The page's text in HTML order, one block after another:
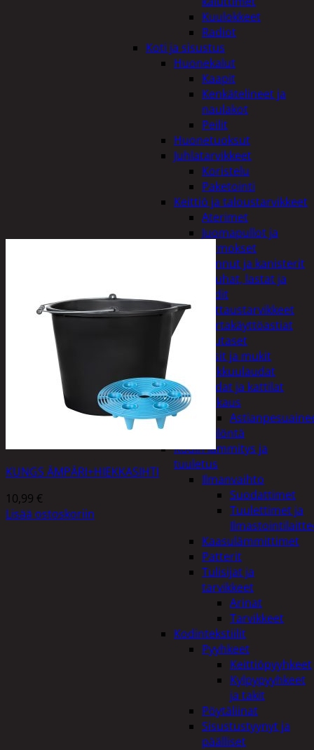
Kuulokkeet
Radiot
Koti ja sisustus
Huonekalut
Kaapit
Kenkätelineet ja
naulakot
Peilit
Huonetuoksut
Juhlatarvikkeet
Koristelu
Paketointi
Keittiö ja taloustarvikkeet
Aterimet
Juomapullot ja
termokset
Kannut ja kanisterit
Kauhat, lastat ja
sudit
Kattaustarvikkeet
Kertakäyttöastiat
Lautaset
Lasit ja mukit
Leikkuulaudat
Padat ja kattilat
Tiskaus
Säilöntä
Kodin lämmitys ja
tuuletus
Ilmanvaihto
Suodattimet
Tuulettimet ja
Kaasulämmittimet
Patterit
Tulisijat ja
tarvikkeet
Arinat
Tarvikkeet
Kodintekstiilit
Pyyhkeet
Keittiöpyyhkeet
Kylpypyyhkeet
ja takit
Pöytäliinat
Sisustustyynyt ja
päälliset
KUNGS ÄMPÄRI+HIEKKASIHTI
10,99 €
Lisää ostoskoriin